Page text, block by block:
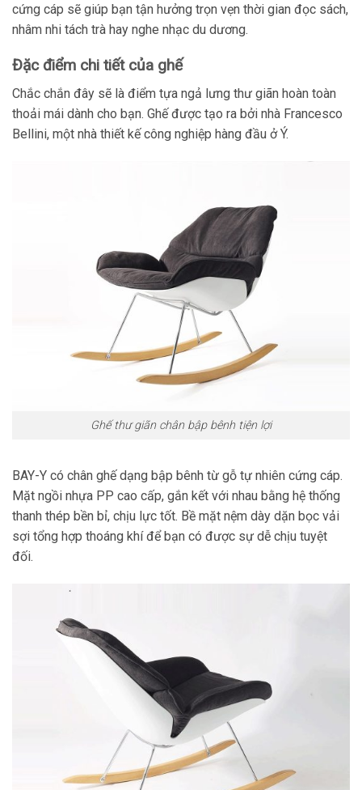
cứng cáp sẽ giúp bạn tận hưởng trọn vẹn thời gian đọc sách,
nhâm nhi tách trà hay nghe nhạc du dương.
Đặc điểm chi tiết của ghế
Chắc chắn đây sẽ là điểm tựa ngả lưng thư giãn hoàn toàn
thoải mái dành cho bạn. Ghế được tạo ra bởi nhà Francesco
Bellini, một nhà thiết kế công nghiệp hàng đầu ở Ý.
Ghế thư giãn chân bập bênh tiện lợi
BAY-Y có chân ghế dạng bập bênh từ gỗ tự nhiên cứng cáp.
Mặt ngồi nhựa PP cao cấp, gắn kết với nhau bằng hệ thống
thanh thép bền bỉ, chịu lực tốt. Bề mặt nệm dày dặn bọc vải
sợi tổng hợp thoáng khí để bạn có được sự dễ chịu tuyệt
đối.